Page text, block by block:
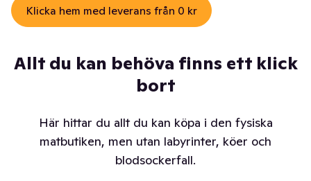
Klicka hem med leverans från 0 kr
Allt du kan behöva finns ett klick
bort
Här hittar du allt du kan köpa i den fysiska
matbutiken, men utan labyrinter, köer och
blodsockerfall.